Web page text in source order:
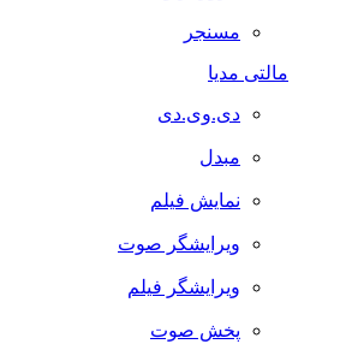
مسنجر
مالتی مدیا
دی.وی.دی
مبدل
نمایش فیلم
ویرایشگر صوت
ویرایشگر فیلم
پخش صوت